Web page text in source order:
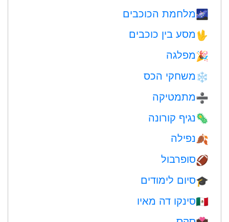
🌌מלחמת הכוכבים
🖖מסע בין כוכבים
🎉מפלגה
❄️משחקי הכס
➗מתמטיקה
🦠נגיף קורונה
🍂נפילה
🏈סופרבול
🎓סיום לימודים
🇲🇽סינקו דה מאיו